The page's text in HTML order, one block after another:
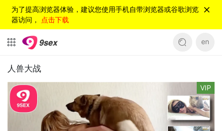
为了提高浏览器体验，建议您使用手机自带浏览器或谷歌浏览
器访问， 点击下载
en
人兽大战
VIP